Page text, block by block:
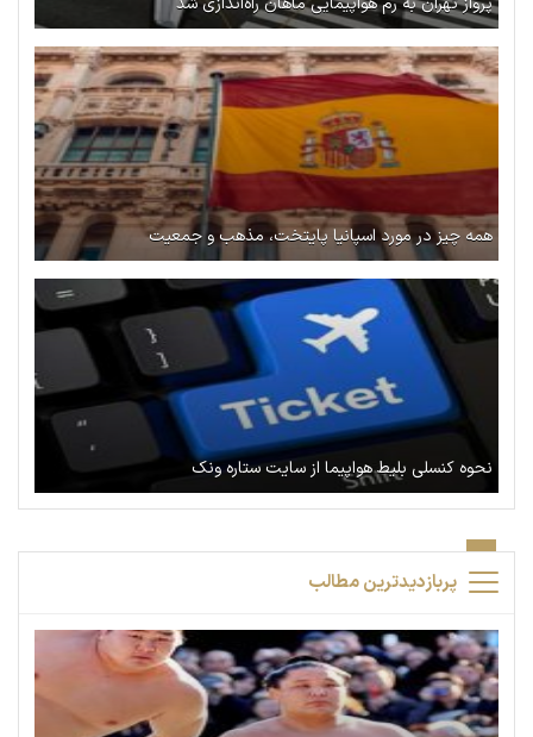
همه چیز در مورد اسپانیا پایتخت، مذهب و جمعیت
نحوه کنسلی بلیط هواپیما از سایت ستاره ونک
پربازدیدترین مطالب